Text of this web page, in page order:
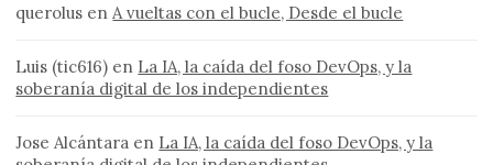
querolus en A vueltas con el bucle, Desde el bucle
Luis (tic616) en La IA, la caída del foso DevOps, y la
soberanía digital de los independientes
Jose Alcántara en La IA, la caída del foso DevOps, y la